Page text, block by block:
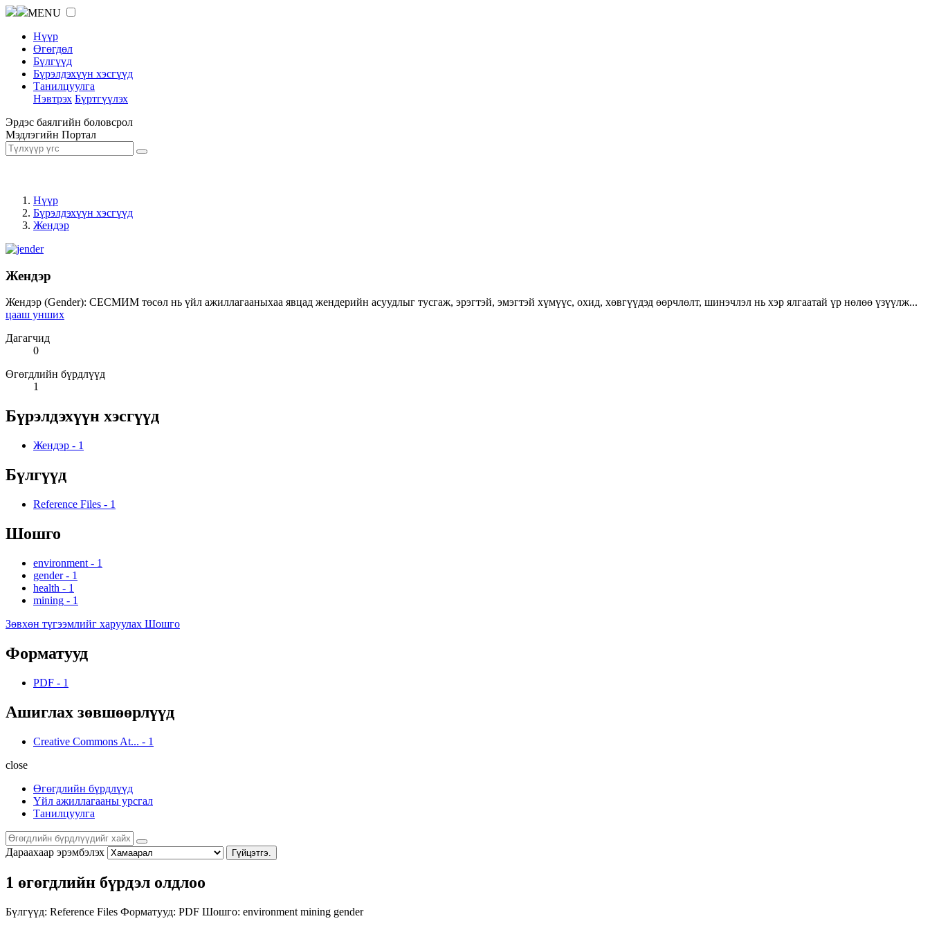
MENU
Нүүр
Өгөгдөл
Бүлгүүд
Бүрэлдэхүүн хэсгүүд
Танилцуулга
Нэвтрэх Бүртгүүлэх
Эрдэс баялгийн боловсрол
Мэдлэгийн Портал
Нүүр
Бүрэлдэхүүн хэсгүүд
Жендэр
Жендэр
Жендэр (Gender): СЕСМИМ төсөл нь үйл ажиллагааныхаа явцад жендерийн асуудлыг тусгаж, эрэгтэй, эмэгтэй хүмүүс, охид, хөвгүүдэд өөрчлөлт, шинэчлэл нь хэр ялгаатай үр нөлөө үзүүлж...
цааш унших
Дагагчид
0
Өгөгдлийн бүрдлүүд
1
Бүрэлдэхүүн хэсгүүд
Жендэр - 1
Бүлгүүд
Reference Files - 1
Шошго
environment - 1
gender - 1
health - 1
mining - 1
Зөвхөн түгээмлийг харуулах Шошго
Форматууд
PDF - 1
Ашиглах зөвшөөрлүүд
Creative Commons At... - 1
close
Өгөгдлийн бүрдлүүд
Үйл ажиллагааны урсгал
Танилцуулга
Дараахаар эрэмбэлэх Гүйцэтгэ.
1 өгөгдлийн бүрдэл олдлоо
Бүлгүүд: Reference Files Форматууд: PDF Шошго: environment mining gender